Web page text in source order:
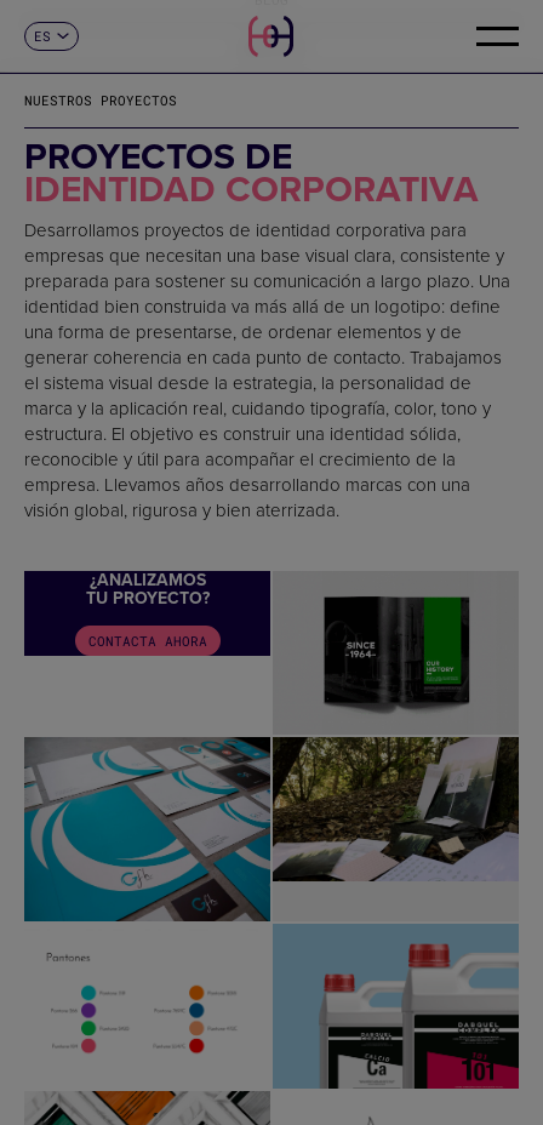
ES
FR
DE
IT
PT
CONTACTO
NUESTROS PROYECTOS
PROYECTOS DE
IDENTIDAD CORPORATIVA
Desarrollamos proyectos de identidad corporativa para
empresas que necesitan una base visual clara, consistente y
preparada para sostener su comunicación a largo plazo. Una
identidad bien construida va más allá de un logotipo: define
una forma de presentarse, de ordenar elementos y de
generar coherencia en cada punto de contacto. Trabajamos
el sistema visual desde la estrategia, la personalidad de
marca y la aplicación real, cuidando tipografía, color, tono y
estructura. El objetivo es construir una identidad sólida,
reconocible y útil para acompañar el crecimiento de la
empresa. Llevamos años desarrollando marcas con una
visión global, rigurosa y bien aterrizada.
¿ANALIZAMOS
TU PROYECTO?
CONTACTA AHORA